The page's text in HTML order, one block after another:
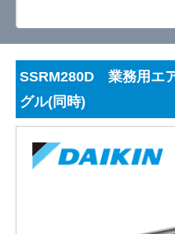
SSRM280D 業務用
グル(同時)